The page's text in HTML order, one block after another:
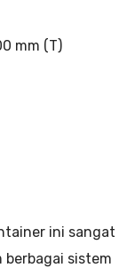
mm (T)
ini sangat
sistem